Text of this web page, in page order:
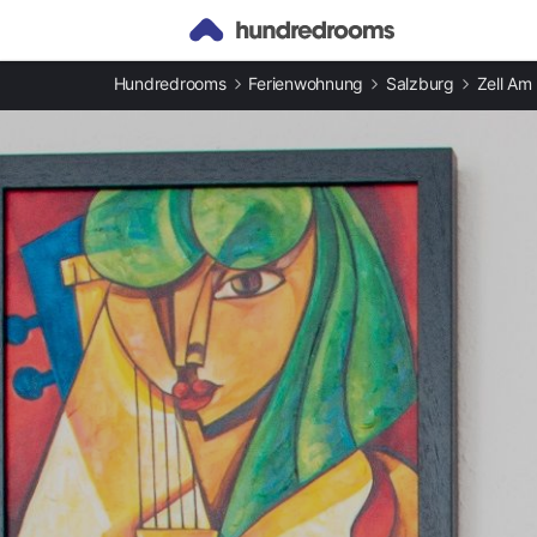
Ferienwohnungen in Paß Thurn
Hundredrooms Ferienwohnung Salzburg Zell Am